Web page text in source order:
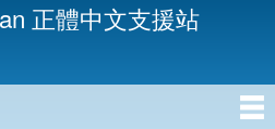
正體中文支援站